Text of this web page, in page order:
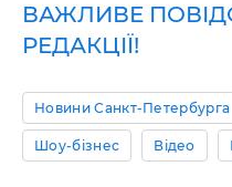
ВАЖЛИВЕ
РЕДАКЦІЇ!
Новини Санкт-Петербурга
Шоу-бізнес Відео